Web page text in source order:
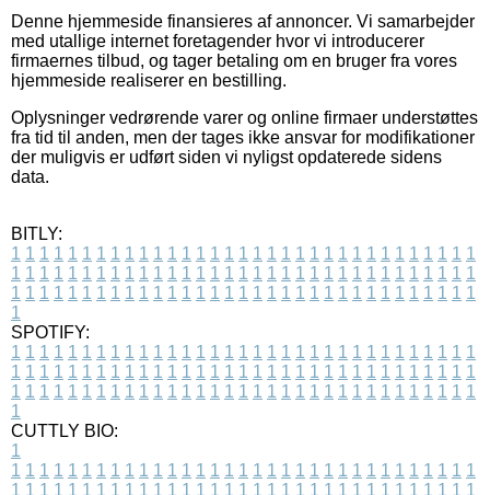
Denne hjemmeside finansieres af annoncer. Vi samarbejder
med utallige internet foretagender hvor vi introducerer
firmaernes tilbud, og tager betaling om en bruger fra vores
hjemmeside realiserer en bestilling.
Oplysninger vedrørende varer og online firmaer understøttes
fra tid til anden, men der tages ikke ansvar for modifikationer
der muligvis er udført siden vi nyligst opdaterede sidens
data.
BITLY:
1 1 1 1 1 1 1 1 1 1 1 1 1 1 1 1 1 1 1 1 1 1 1 1 1 1 1 1 1 1 1 1 1
1 1 1 1 1 1 1 1 1 1 1 1 1 1 1 1 1 1 1 1 1 1 1 1 1 1 1 1 1 1 1 1 1
1 1 1 1 1 1 1 1 1 1 1 1 1 1 1 1 1 1 1 1 1 1 1 1 1 1 1 1 1 1 1 1 1
1
SPOTIFY:
1 1 1 1 1 1 1 1 1 1 1 1 1 1 1 1 1 1 1 1 1 1 1 1 1 1 1 1 1 1 1 1 1
1 1 1 1 1 1 1 1 1 1 1 1 1 1 1 1 1 1 1 1 1 1 1 1 1 1 1 1 1 1 1 1 1
1 1 1 1 1 1 1 1 1 1 1 1 1 1 1 1 1 1 1 1 1 1 1 1 1 1 1 1 1 1 1 1 1
1
CUTTLY BIO:
1
1 1 1 1 1 1 1 1 1 1 1 1 1 1 1 1 1 1 1 1 1 1 1 1 1 1 1 1 1 1 1 1 1
1 1 1 1 1 1 1 1 1 1 1 1 1 1 1 1 1 1 1 1 1 1 1 1 1 1 1 1 1 1 1 1 1